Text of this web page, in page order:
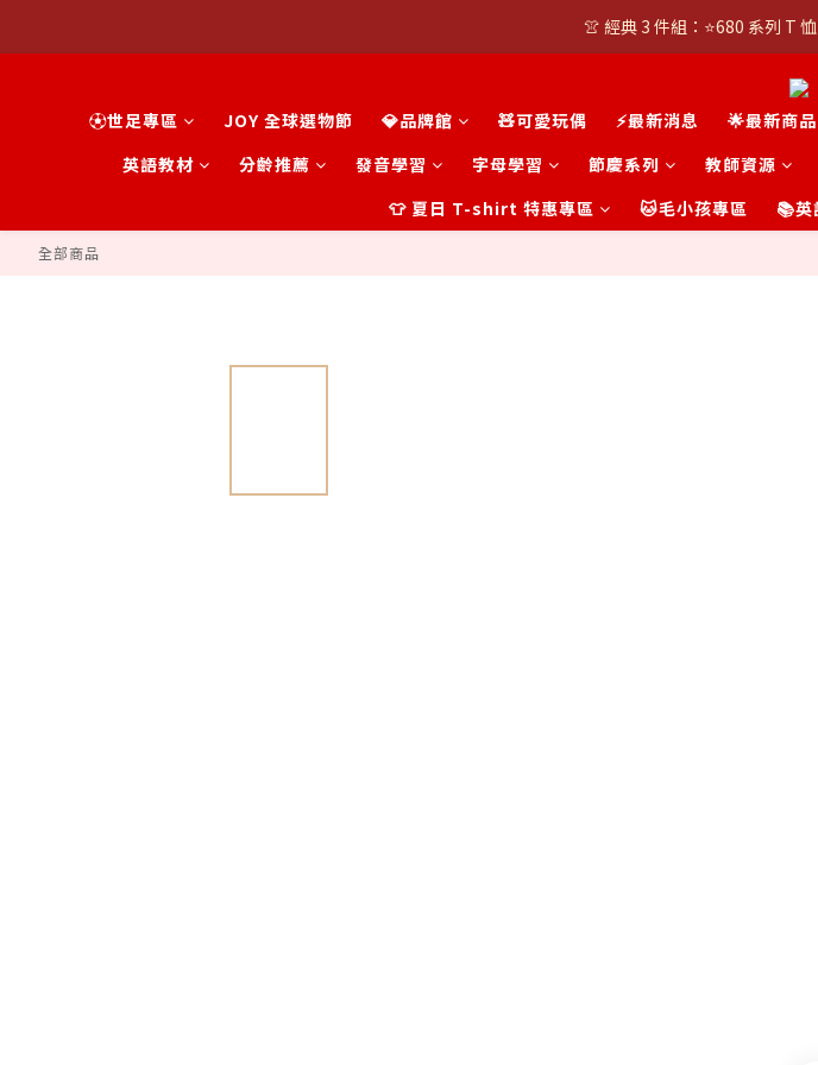
👚 經典 3 件組：⭐680 系列 T
👚 經典 3 件組：⭐680 系列 T
潮T任選兩
👚 經典 3 件組：⭐680 系列 T
⚽世足專區 JOY 全球選物節 💎品牌館 🧸可愛玩偶 ⚡最新消息 🌟最新商品
英語教材
分齡推薦 發音學習 字母學習 節慶系列 教師資源
👕 夏日 T-shirt 特惠專區
🐱毛小孩專區 📚英
全部商品